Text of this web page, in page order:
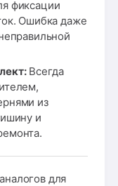
фиксации
Ошибка даже
Всегда
из
и
для